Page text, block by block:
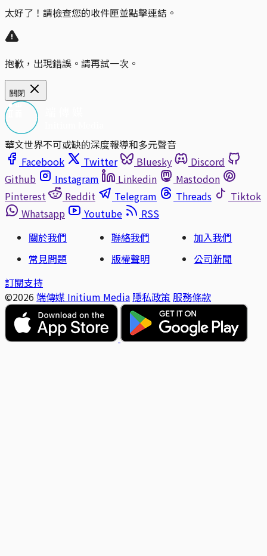
太好了！請檢查您的收件匣並點擊連結。
抱歉，出現錯誤。請再試一次。
關閉
華文世界不可或缺的深度報導和多元聲音
Facebook
Twitter Bluesky
Discord
Github
Instagram Linkedin
Mastodon
Pinterest
Reddit Telegram Threads
Tiktok
Whatsapp
Youtube
RSS
關於我們
聯絡我們
加入我們
常見問題
版權聲明
公司新聞
訂閱支持
©2026 端傳媒 Initium Media 隱私政策 服務條款